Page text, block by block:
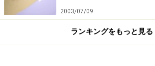
2003/07/09
ランキングをもっと見る